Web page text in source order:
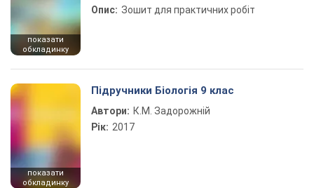
показати
обкладинку
Опис: Зошит для практичних робіт
показати
обкладинку
Підручники Біологія 9 клас
Автори: К.М. Задорожній
Рік: 2017